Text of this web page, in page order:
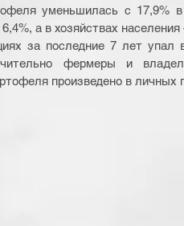
уменьшилась с 17,9%
а в хозяйствах
за последние 7 лет
фермеры и
произведено в личных